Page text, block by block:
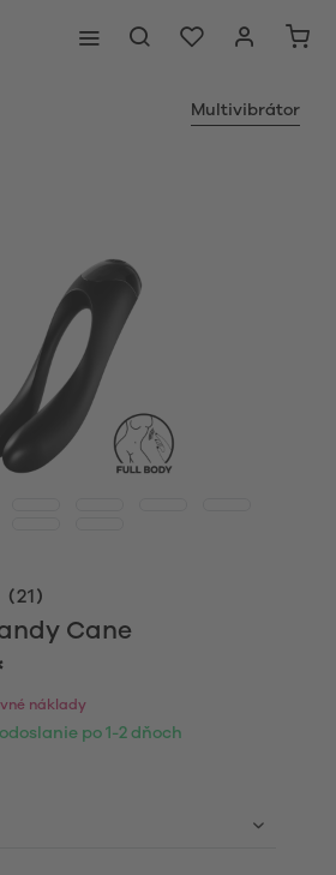
Multivibrátor
Cane
(21 )
náklady
po 1-2 dňoch